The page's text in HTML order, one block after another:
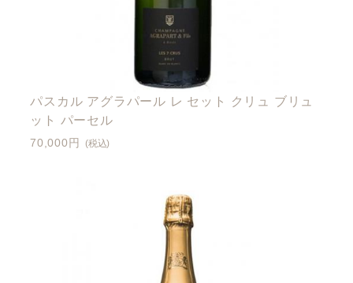
パスカル アグラパール レ セット クリュ ブリュ
ット パーセル
70,000円 (税込)